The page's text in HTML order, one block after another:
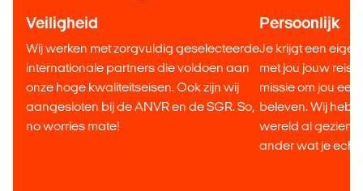
Veiligheid
Wij werken met zorgvuldig geselecteerde
internationale partners die voldoen aan
onze hoge kwaliteitseisen. Ook zijn wij
aangesloten bij de ANVR en de SGR. So,
no worries mate!
Persoonlijk
Je krijgt een
met jou jouw reis
missie om jou
beleven. Wij
wereld al gezien,
ander wat je echt